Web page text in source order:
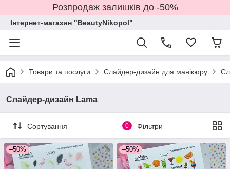
Розпродаж залишків до -50%
Інтернет-магазин "BeautyNikopol"
Товари та послуги Слайдер-дизайн для манікюру
Слайдер-дизайн Lama
Сортування 0 Фільтри
–50% –50%